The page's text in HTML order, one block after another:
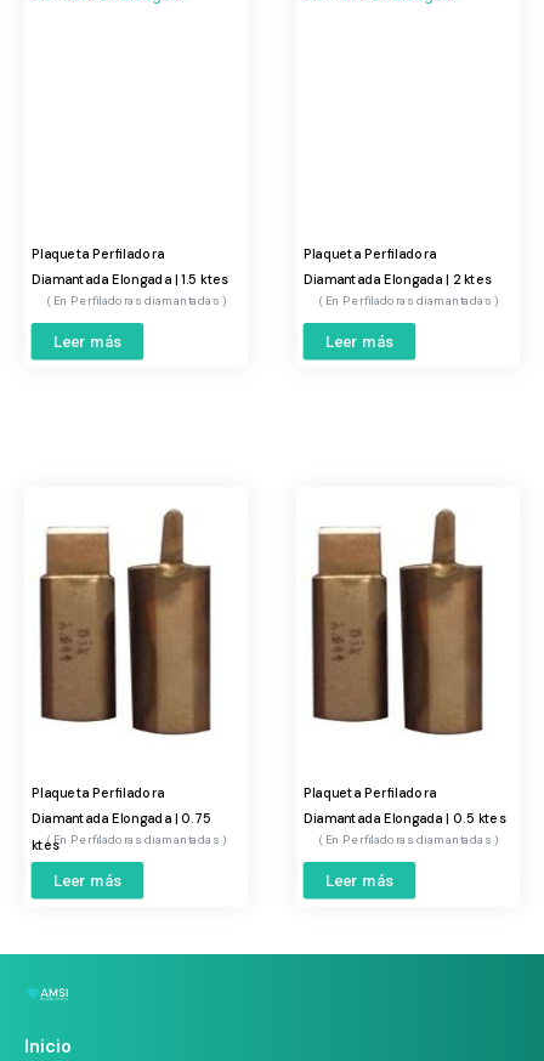
Plaqueta Perfiladora
Diamantada Elongada | 1.5 ktes
Perfiladoras diamantadas
Leer más
Plaqueta Perfiladora
Diamantada Elongada | 2 ktes
Perfiladoras diamantadas
Leer más
Plaqueta Perfiladora
Diamantada Elongada | 0.75
ktes Perfiladoras diamantadas
Leer más
Plaqueta Perfiladora
Diamantada Elongada | 0.5 ktes
Perfiladoras diamantadas
Leer más
Inicio